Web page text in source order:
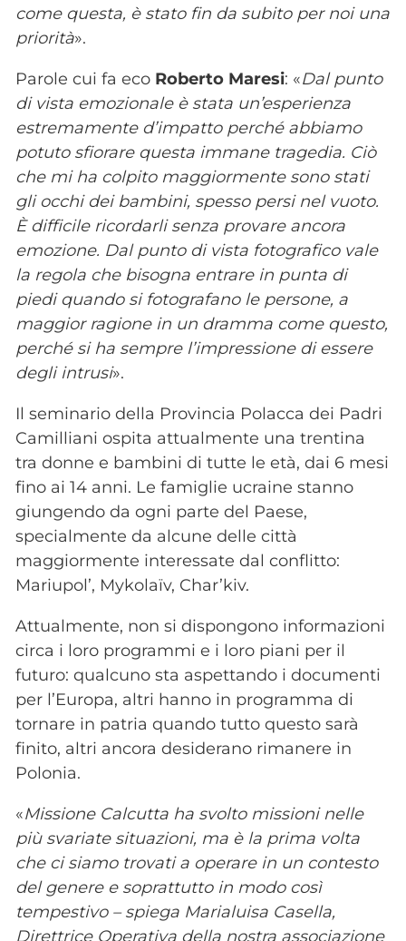
come questa, è stato fin da subito per noi una
priorità».
Parole cui fa eco Roberto Maresi: «Dal punto
di vista emozionale è stata un’esperienza
estremamente d’impatto perché abbiamo
potuto sfiorare questa immane tragedia. Ciò
che mi ha colpito maggiormente sono stati
gli occhi dei bambini, spesso persi nel vuoto.
È difficile ricordarli senza provare ancora
emozione. Dal punto di vista fotografico vale
la regola che bisogna entrare in punta di
piedi quando si fotografano le persone, a
maggior ragione in un dramma come questo,
perché si ha sempre l’impressione di essere
degli intrusi».
Il seminario della Provincia Polacca dei Padri
Camilliani ospita attualmente una trentina
tra donne e bambini di tutte le età, dai 6 mesi
fino ai 14 anni. Le famiglie ucraine stanno
giungendo da ogni parte del Paese,
specialmente da alcune delle città
maggiormente interessate dal conflitto:
Mariupol’, Mykolaïv, Char’kiv.
Attualmente, non si dispongono informazioni
circa i loro programmi e i loro piani per il
futuro: qualcuno sta aspettando i documenti
per l’Europa, altri hanno in programma di
tornare in patria quando tutto questo sarà
finito, altri ancora desiderano rimanere in
Polonia.
«Missione Calcutta ha svolto missioni nelle
più svariate situazioni, ma è la prima volta
che ci siamo trovati a operare in un contesto
del genere e soprattutto in modo così
tempestivo – spiega Marialuisa Casella,
Direttrice Operativa della nostra associazione